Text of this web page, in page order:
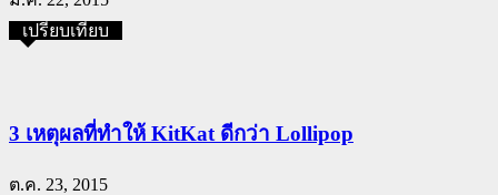
เปรียบเทียบ
3 เหตุผลที่ทำให้ KitKat ดีกว่า Lollipop
ต.ค. 23, 2015